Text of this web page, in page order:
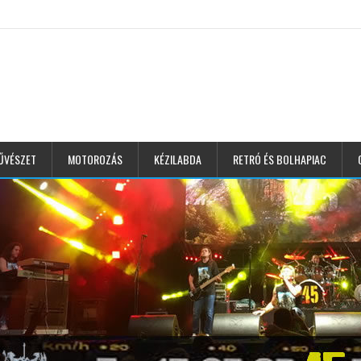
MOTOROZÁS KÉZILABDA RETRÓ ÉS BOLHAPIAC